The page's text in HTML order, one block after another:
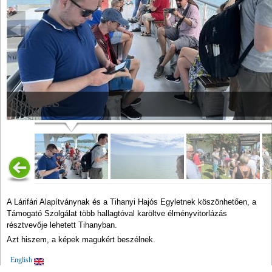
KOMPOLÁS
A Lárifári Alapítványnak és a Tihanyi Hajós Egyletnek köszönhetően, a
Támogató Szolgálat több hallagtóval karöltve élményvitorlázás
résztvevője lehetett Tihanyban.
Azt hiszem, a képek magukért beszélnek.
English